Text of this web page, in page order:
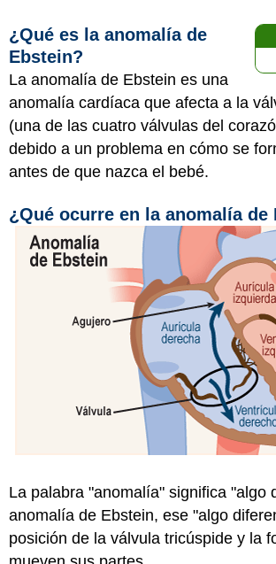
¿Qué es la anomalía de
Ebstein?
La anomalía de Ebstein es una
anomalía cardíaca que afecta a la
(una de las cuatro válvulas del
debido a un problema en cómo se
antes de que nazca el bebé.
¿Qué ocurre en la anomalía de
La palabra "anomalía" significa "algo
anomalía de Ebstein, ese "algo
posición de la válvula tricúspide y la